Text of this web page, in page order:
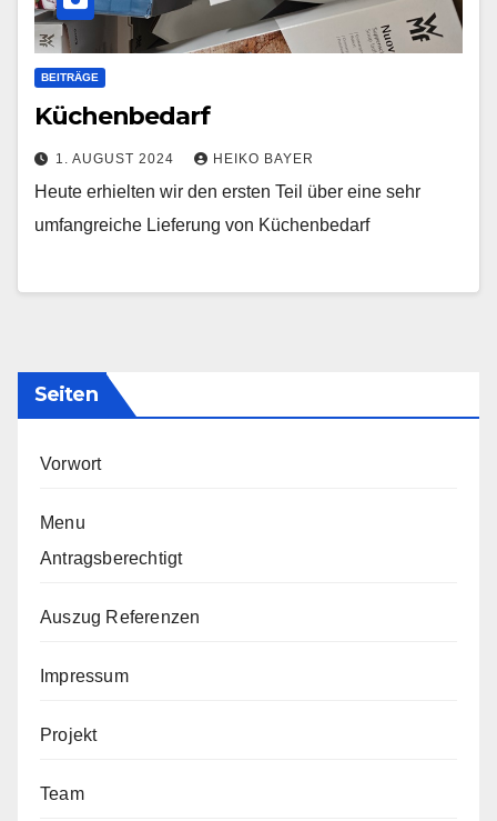
BEITRÄGE
Küchenbedarf
1. AUGUST 2024 HEIKO BAYER
Heute erhielten wir den ersten Teil über eine sehr
umfangreiche Lieferung von Küchenbedarf
Seiten
Vorwort
Menu
Antragsberechtigt
Auszug Referenzen
Impressum
Projekt
Team